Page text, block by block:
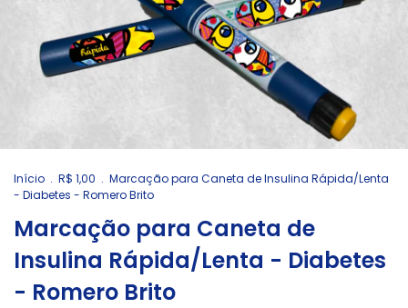
Início . R$ 1,00 . Marcação para Caneta de Insulina Rápida/Lenta
- Diabetes - Romero Brito
Marcação para Caneta de
Insulina Rápida/Lenta - Diabetes
- Romero Brito